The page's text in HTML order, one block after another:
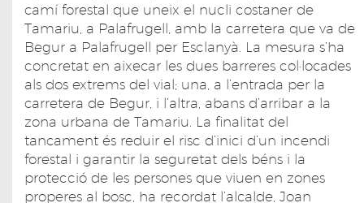
camí forestal que uneix el nucli costaner de
Tamariu, a Palafrugell, amb la carretera que va de
Begur a Palafrugell per Esclanyà. La mesura s’ha
concretat en aixecar les dues barreres col·locades
als dos extrems del vial; una, a l’entrada per la
carretera de Begur, i l’altra, abans d’arribar a la
zona urbana de Tamariu. La finalitat del
tancament és reduir el risc d’inici d’un incendi
forestal i garantir la seguretat dels béns i la
protecció de les persones que viuen en zones
properes al bosc, ha recordat l’alcalde, Joan